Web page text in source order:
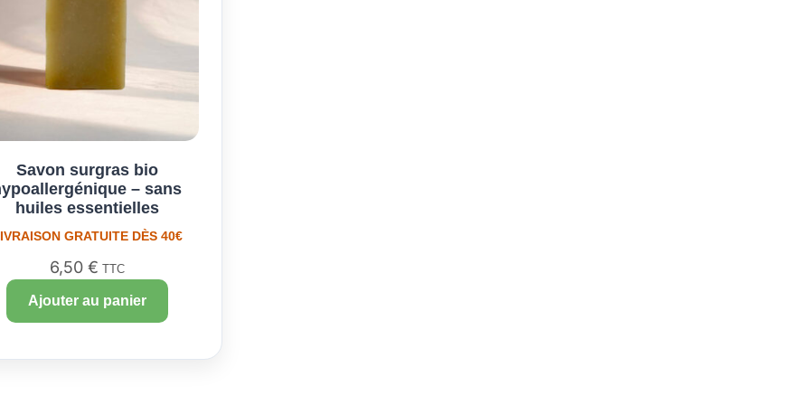
Savon surgras bio
– sans
huiles essentielles
GRATUITE DÈS 40€
6,50 € TTC
Ajouter au panier